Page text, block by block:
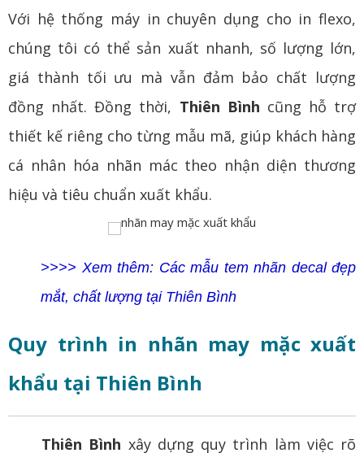
Với hệ thống máy in chuyên dụng cho in flexo,
chúng tôi có thể sản xuất nhanh, số lượng lớn,
giá thành tối ưu mà vẫn đảm bảo chất lượng
đồng nhất. Đồng thời, Thiên Bình cũng hỗ trợ
thiết kế riêng cho từng mẫu mã, giúp khách hàng
cá nhân hóa nhãn mác theo nhận diện thương
hiệu và tiêu chuẩn xuất khẩu.
>>>> Xem thêm: Các mẫu tem nhãn decal đẹp
mắt, chất lượng tại Thiên Bình
Quy trình in nhãn may mặc xuất
khẩu tại Thiên Bình
Thiên Bình xây dựng quy trình làm việc rõ